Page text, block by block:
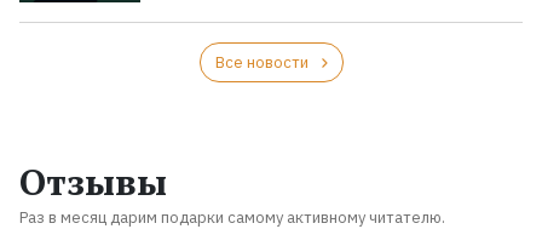
Все новости
Отзывы
Раз в месяц дарим подарки самому активному читателю.